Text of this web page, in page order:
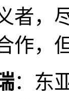
者，
作，
：东